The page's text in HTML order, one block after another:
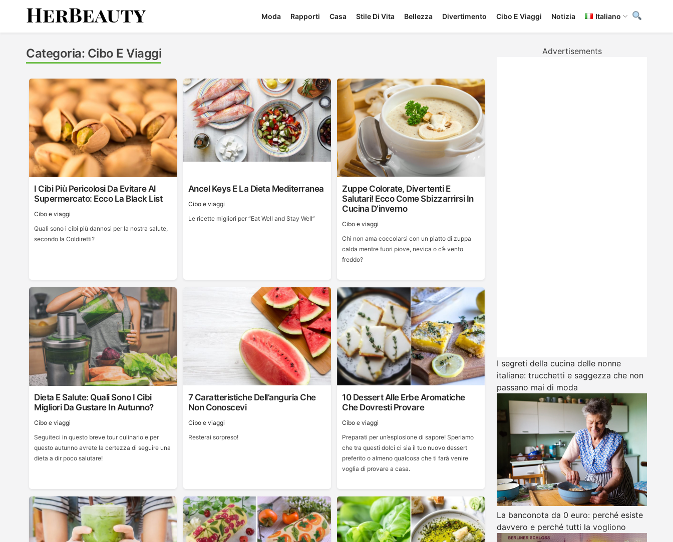
Moda Rapporti Casa Stile Di Vita Bellezza Divertimento Cibo E Viaggi Notizia Italiano
Categoria: Cibo E Viaggi
I Cibi Più Pericolosi Da Evitare Al
Supermercato: Ecco La Black List
Cibo e viaggi
Quali sono i cibi più dannosi per la nostra salute,
secondo la Coldiretti?
Ancel Keys E La Dieta Mediterranea
Cibo e viaggi
Le ricette migliori per “Eat Well and Stay Well”
Zuppe Colorate, Divertenti E
Salutari! Ecco Come Sbizzarrirsi In
Cucina D’inverno
Cibo e viaggi
Chi non ama coccolarsi con un piatto di zuppa
calda mentre fuori piove, nevica o c’è vento
freddo?
Dieta E Salute: Quali Sono I Cibi
Migliori Da Gustare In Autunno?
Cibo e viaggi
Seguiteci in questo breve tour culinario e per
questo autunno avrete la certezza di seguire una
dieta a dir poco salutare!
7 Caratteristiche Dell’anguria Che
Non Conoscevi
Cibo e viaggi
Resterai sorpreso!
10 Dessert Alle Erbe Aromatiche
Che Dovresti Provare
Cibo e viaggi
Preparati per un’esplosione di sapore! Speriamo
che tra questi dolci ci sia il tuo nuovo dessert
preferito o almeno qualcosa che ti farà venire
voglia di provare a casa.
Advertisements
I segreti della cucina delle nonne
italiane: trucchetti e saggezza che non
passano mai di moda
La banconota da 0 euro: perché esiste
davvero e perché tutti la vogliono